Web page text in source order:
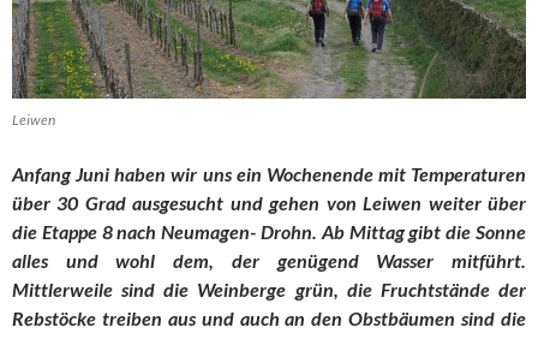
Leiwen
Anfang Juni haben wir uns ein Wochenende mit Temperaturen
über 30 Grad ausgesucht und gehen von Leiwen weiter über
die Etappe 8 nach Neumagen- Drohn. Ab Mittag gibt die Sonne
alles und wohl dem, der genügend Wasser mitführt.
Mittlerweile sind die Weinberge grün, die Fruchtstände der
Rebstöcke treiben aus und auch an den Obstbäumen sind die